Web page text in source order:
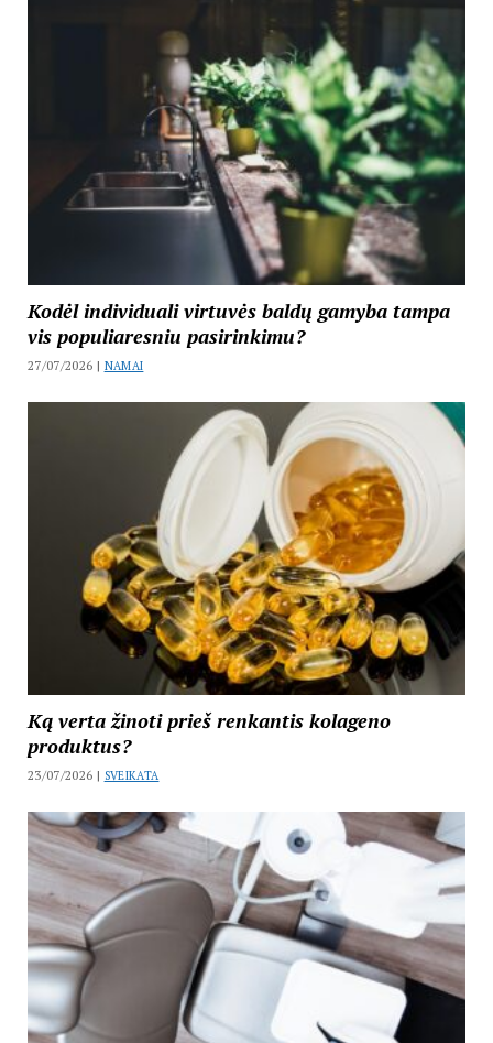
Kodėl individuali virtuvės baldų gamyba tampa
vis populiaresniu pasirinkimu?
27/07/2026 | NAMAI
Ką verta žinoti prieš renkantis kolageno
produktus?
23/07/2026 | SVEIKATA